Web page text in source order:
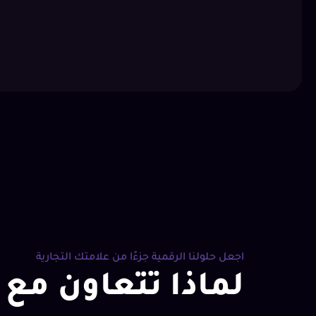
اجعل حلولنا الرقمية جزءًا من علامتك التجارية
لماذا تتعاون